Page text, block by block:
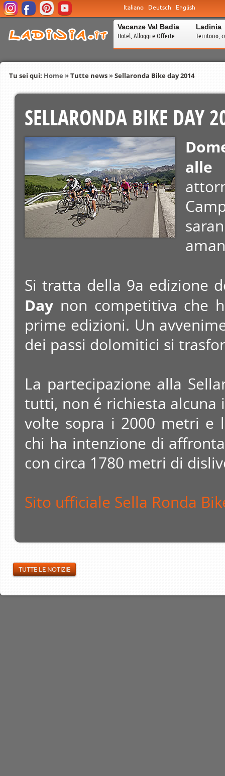
Italiano Deutsch English
Vacanze Val Badia
Hotel, Alloggi e Offerte
Ladinia
Territorio,
Tu sei qui: Home»Tutte news»Sellaronda Bike day 2014
SELLARONDA BIKE DAY
alle
Si tratta della 9a edizione
Day non competitiva che
prime edizioni. Un
dei passi dolomitici si
La partecipazione alla
tutti, non é richiesta alcuna
volte sopra i 2000 metri e
chi ha intenzione di
con circa 1780 metri di
Sito ufficiale Sella Ronda
TUTTE LE NOTIZIE